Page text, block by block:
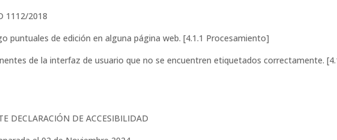
1112/2018
puntuales de edición en alguna página web. [4.1.1 Procesamiento]
de la interfaz de usuario que no se encuentren etiquetados correctamente.
DECLARACIÓN DE ACCESIBILIDAD